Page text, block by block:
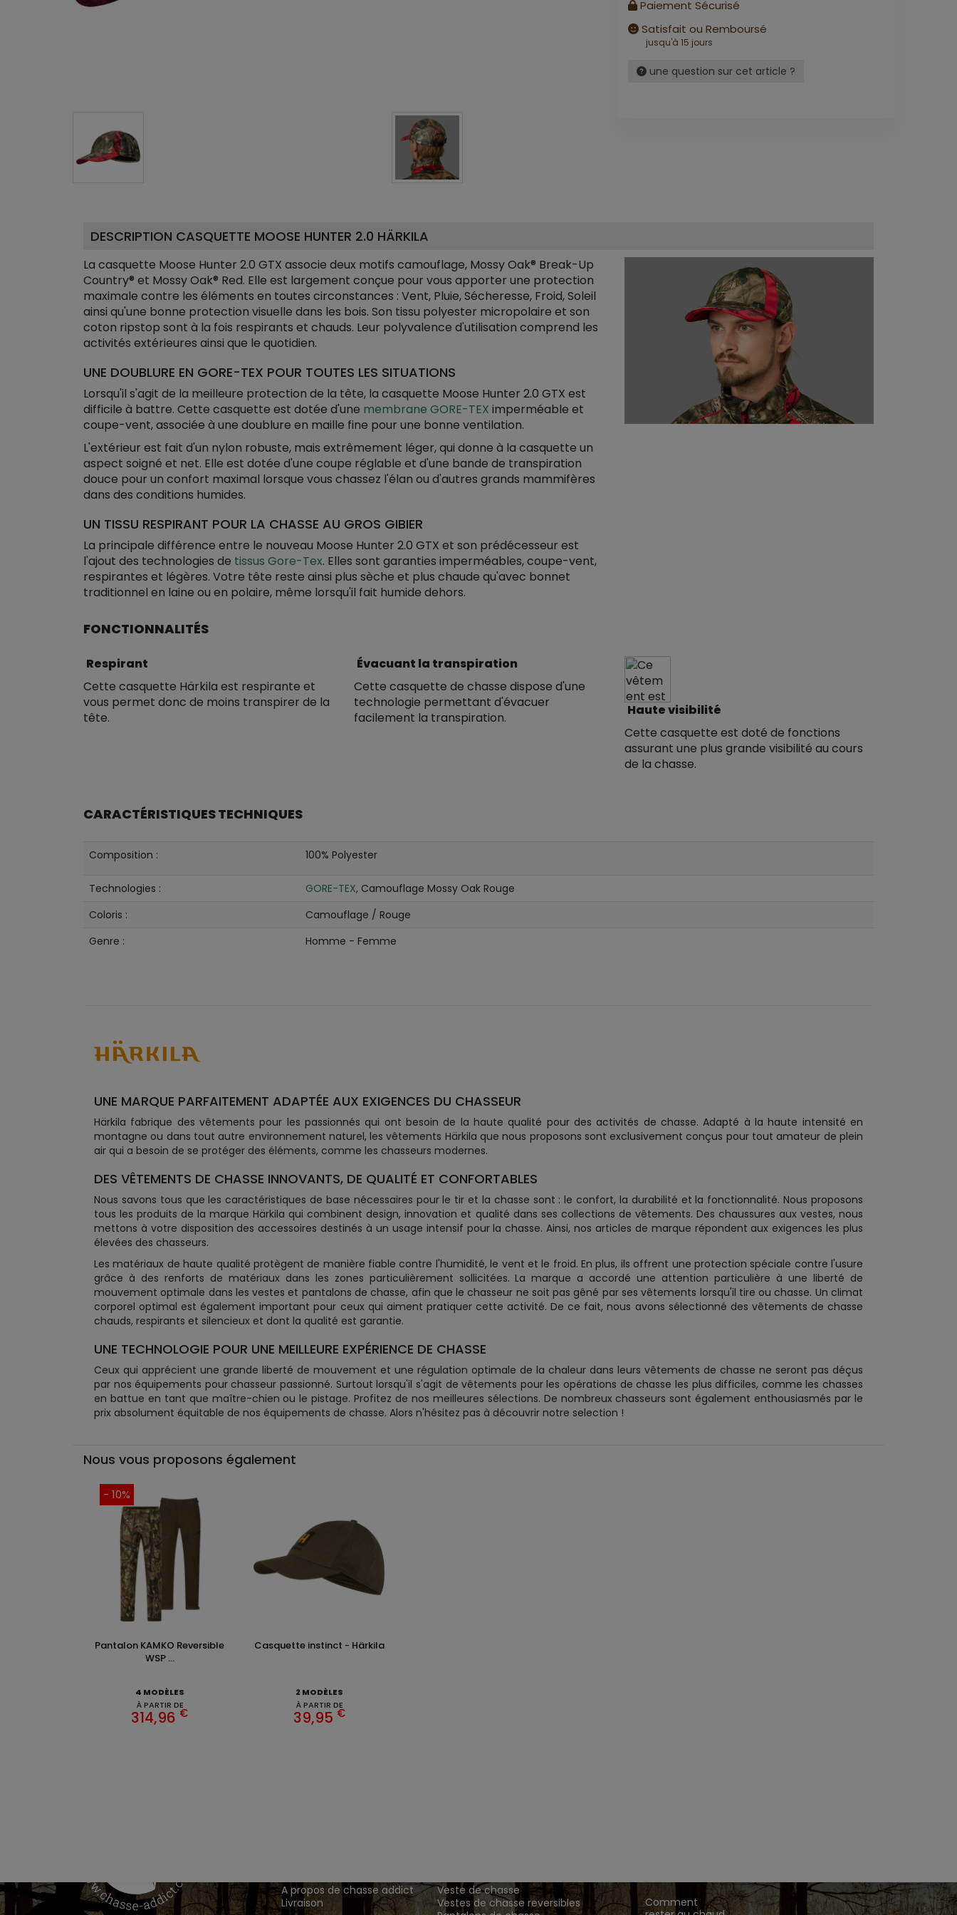
Paiement Sécurisé
Satisfait ou Remboursé
jusqu'à 15 jours
une question sur cet article ?
DESCRIPTION CASQUETTE MOOSE HUNTER 2.0 HÄRKILA
La casquette Moose Hunter 2.0 GTX associe deux motifs camouflage, Mossy Oak® Break-Up
Country® et Mossy Oak® Red. Elle est largement conçue pour vous apporter une protection
maximale contre les éléments en toutes circonstances : Vent, Pluie, Sécheresse, Froid, Soleil
ainsi qu'une bonne protection visuelle dans les bois. Son tissu polyester micropolaire et son
coton ripstop sont à la fois respirants et chauds. Leur polyvalence d'utilisation comprend les
activités extérieures ainsi que le quotidien.
UNE DOUBLURE EN GORE-TEX POUR TOUTES LES SITUATIONS
Lorsqu'il s'agit de la meilleure protection de la tête, la casquette Moose Hunter 2.0 GTX est
difficile à battre. Cette casquette est dotée d'une membrane GORE-TEX imperméable et
coupe-vent, associée à une doublure en maille fine pour une bonne ventilation.
L'extérieur est fait d'un nylon robuste, mais extrêmement léger, qui donne à la casquette un
aspect soigné et net. Elle est dotée d'une coupe réglable et d'une bande de transpiration
douce pour un confort maximal lorsque vous chassez l'élan ou d'autres grands mammifères
dans des conditions humides.
UN TISSU RESPIRANT POUR LA CHASSE AU GROS GIBIER
La principale différence entre le nouveau Moose Hunter 2.0 GTX et son prédécesseur est
l'ajout des technologies de tissus Gore-Tex. Elles sont garanties imperméables, coupe-vent,
respirantes et légères. Votre tête reste ainsi plus sèche et plus chaude qu'avec bonnet
traditionnel en laine ou en polaire, même lorsqu'il fait humide dehors.
FONCTIONNALITÉS
Respirant
Cette casquette Härkila est respirante et
vous permet donc de moins transpirer de la
tête.
Évacuant la transpiration
Cette casquette de chasse dispose d'une
technologie permettant d'évacuer
facilement la transpiration.
Haute visibilité
Cette casquette est doté de fonctions
assurant une plus grande visibilité au cours
de la chasse.
CARACTÉRISTIQUES TECHNIQUES
Composition : 100% Polyester
Technologies : GORE-TEX, Camouflage Mossy Oak Rouge
Coloris :
Camouflage / Rouge
Genre :
Homme - Femme
UNE MARQUE PARFAITEMENT ADAPTÉE AUX EXIGENCES DU CHASSEUR
Härkila fabrique des vêtements pour les passionnés qui ont besoin de la haute qualité pour des activités de chasse. Adapté à la haute intensité en
montagne ou dans tout autre environnement naturel, les vêtements Härkila que nous proposons sont exclusivement conçus pour tout amateur de plein
air qui a besoin de se protéger des éléments, comme les chasseurs modernes.
DES VÊTEMENTS DE CHASSE INNOVANTS, DE QUALITÉ ET CONFORTABLES
Nous savons tous que les caractéristiques de base nécessaires pour le tir et la chasse sont : le confort, la durabilité et la fonctionnalité. Nous proposons
tous les produits de la marque Härkila qui combinent design, innovation et qualité dans ses collections de vêtements. Des chaussures aux vestes, nous
mettons à votre disposition des accessoires destinés à un usage intensif pour la chasse. Ainsi, nos articles de marque répondent aux exigences les plus
élevées des chasseurs.
Les matériaux de haute qualité protègent de manière fiable contre l'humidité, le vent et le froid. En plus, ils offrent une protection spéciale contre l'usure
grâce à des renforts de matériaux dans les zones particulièrement sollicitées. La marque a accordé une attention particulière à une liberté de
mouvement optimale dans les vestes et pantalons de chasse, afin que le chasseur ne soit pas gêné par ses vêtements lorsqu'il tire ou chasse. Un climat
corporel optimal est également important pour ceux qui aiment pratiquer cette activité. De ce fait, nous avons sélectionné des vêtements de chasse
chauds, respirants et silencieux et dont la qualité est garantie.
UNE TECHNOLOGIE POUR UNE MEILLEURE EXPÉRIENCE DE CHASSE
Ceux qui apprécient une grande liberté de mouvement et une régulation optimale de la chaleur dans leurs vêtements de chasse ne seront pas déçus
par nos équipements pour chasseur passionné. Surtout lorsqu'il s'agit de vêtements pour les opérations de chasse les plus difficiles, comme les chasses
en battue en tant que maître-chien ou le pistage. Profitez de nos meilleures sélections. De nombreux chasseurs sont également enthousiasmés par le
prix absolument équitable de nos équipements de chasse. Alors n'hésitez pas à découvrir notre selection !
Nous vous proposons également
- 10%
Pantalon KAMKO Reversible
WSP ...
4 MODÈLES
À PARTIR DE
314,96 €
Casquette instinct - Härkila
2 MODÈLES
À PARTIR DE
39,95 €
A propos de chasse addict
Livraison
Veste de chasse
Vestes de chasse reversibles
Comment